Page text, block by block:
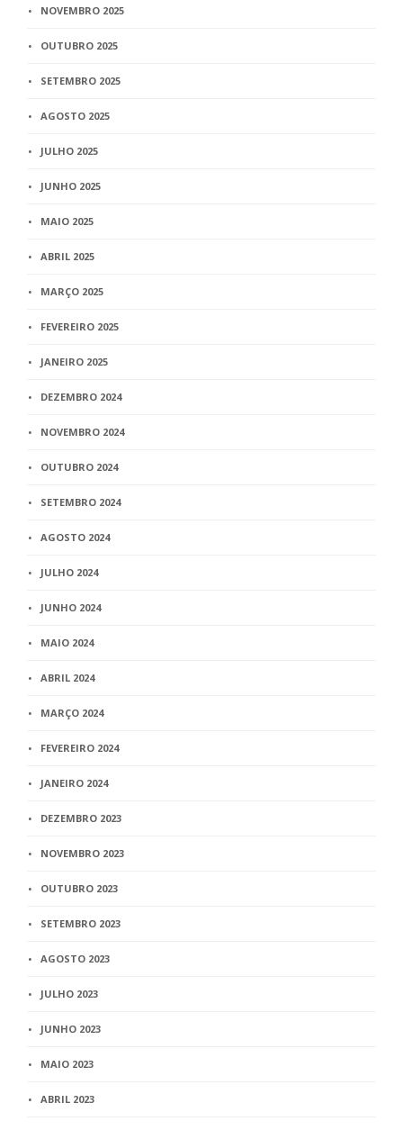
NOVEMBRO 2025
OUTUBRO 2025
SETEMBRO 2025
AGOSTO 2025
JULHO 2025
JUNHO 2025
MAIO 2025
ABRIL 2025
MARÇO 2025
FEVEREIRO 2025
JANEIRO 2025
DEZEMBRO 2024
NOVEMBRO 2024
OUTUBRO 2024
SETEMBRO 2024
AGOSTO 2024
JULHO 2024
JUNHO 2024
MAIO 2024
ABRIL 2024
MARÇO 2024
FEVEREIRO 2024
JANEIRO 2024
DEZEMBRO 2023
NOVEMBRO 2023
OUTUBRO 2023
SETEMBRO 2023
AGOSTO 2023
JULHO 2023
JUNHO 2023
MAIO 2023
ABRIL 2023